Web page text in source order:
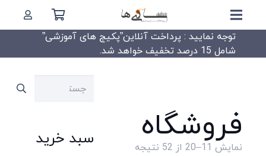
توجه نمایید : پرداخت آنلاین”پکیج های آموزشی”
شامل 15 درصد تخفیف خواهد شد.
فروشگاه
نمایش 11–20 از 52 نتیجه
جستجو
سبد خرید